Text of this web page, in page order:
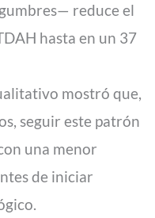
reduce el
hasta en un 37
mostró que,
seguir este patrón
una menor
de iniciar